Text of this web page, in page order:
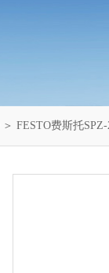
＞ FESTO费斯托